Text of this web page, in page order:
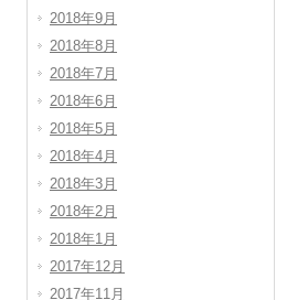
2018年9月
2018年8月
2018年7月
2018年6月
2018年5月
2018年4月
2018年3月
2018年2月
2018年1月
2017年12月
2017年11月